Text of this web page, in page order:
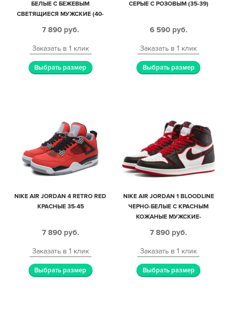
БЕЛЫЕ С БЕЖЕВЫМ
СВЕТЯЩИЕСЯ МУЖСКИЕ (40-
7 890 руб.
Заказать в 1 клик
Выбрать размер
СЕРЫЕ С РОЗОВЫМ (35-39)
6 590 руб.
Заказать в 1 клик
Выбрать размер
NIKE AIR JORDAN 4 RETRO RED
КРАСНЫЕ 35-45
7 890 руб.
Заказать в 1 клик
Выбрать размер
NIKE AIR JORDAN 1 BLOODLINE
ЧЕРНО-БЕЛЫЕ С КРАСНЫМ
КОЖАНЫЕ МУЖСКИЕ-
7 890 руб.
Заказать в 1 клик
Выбрать размер